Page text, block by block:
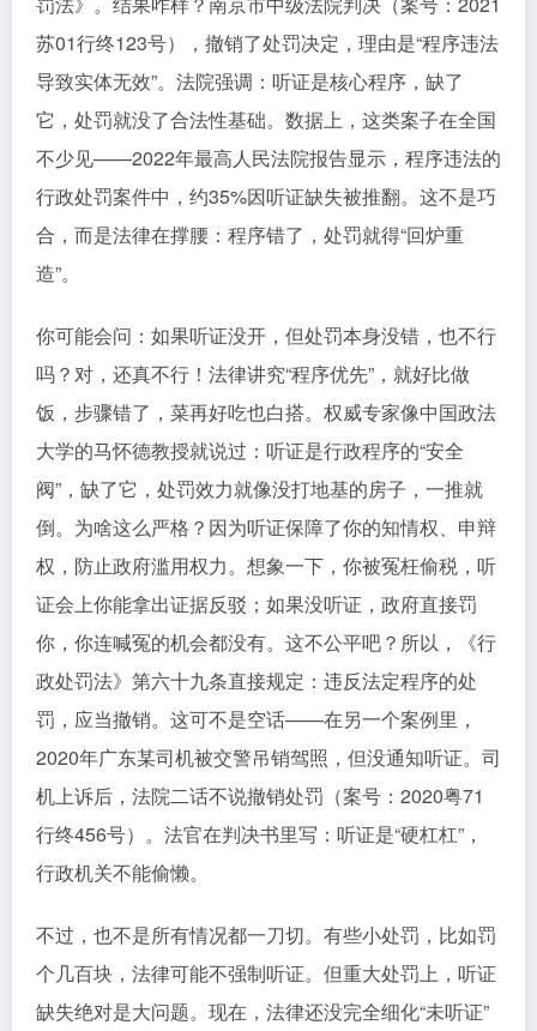
苏01行终123号），撤销了处罚决定，理由是“程序违法
导致实体无效”。法院强调：听证是核心程序，缺了
它，处罚就没了合法性基础。数据上，这类案子在全国
不少见——2022年最高人民法院报告显示，程序违法的
行政处罚案件中，约35%因听证缺失被推翻。这不是巧
合，而是法律在撑腰：程序错了，处罚就得“回炉重
造”。
你可能会问：如果听证没开，但处罚本身没错，也不行
吗？对，还真不行！法律讲究“程序优先”，就好比做
饭，步骤错了，菜再好吃也白搭。权威专家像中国政法
大学的马怀德教授就说过：听证是行政程序的“安全
阀”，缺了它，处罚效力就像没打地基的房子，一推就
倒。为啥这么严格？因为听证保障了你的知情权、申辩
权，防止政府滥用权力。想象一下，你被冤枉偷税，听
证会上你能拿出证据反驳；如果没听证，政府直接罚
你，你连喊冤的机会都没有。这不公平吧？所以，《行
政处罚法》第六十九条直接规定：违反法定程序的处
罚，应当撤销。这可不是空话——在另一个案例里，
2020年广东某司机被交警吊销驾照，但没通知听证。司
机上诉后，法院二话不说撤销处罚（案号：2020粤71
行终456号）。法官在判决书里写：听证是“硬杠杠”，
行政机关不能偷懒。
不过，也不是所有情况都一刀切。有些小处罚，比如罚
个几百块，法律可能不强制听证。但重大处罚上，听证
缺失绝对是大问题。现在，法律还没完全细化“未听证”